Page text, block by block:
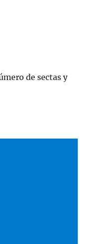
de sectas y